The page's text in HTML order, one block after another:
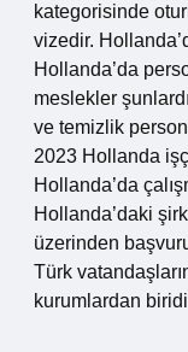
kategorisinde
vizedir.
Hollanda’da
meslekler
ve temizlik
2023 Hollanda
Hollanda’da
Hollanda’daki
üzerinden
Türk
kurumlardan